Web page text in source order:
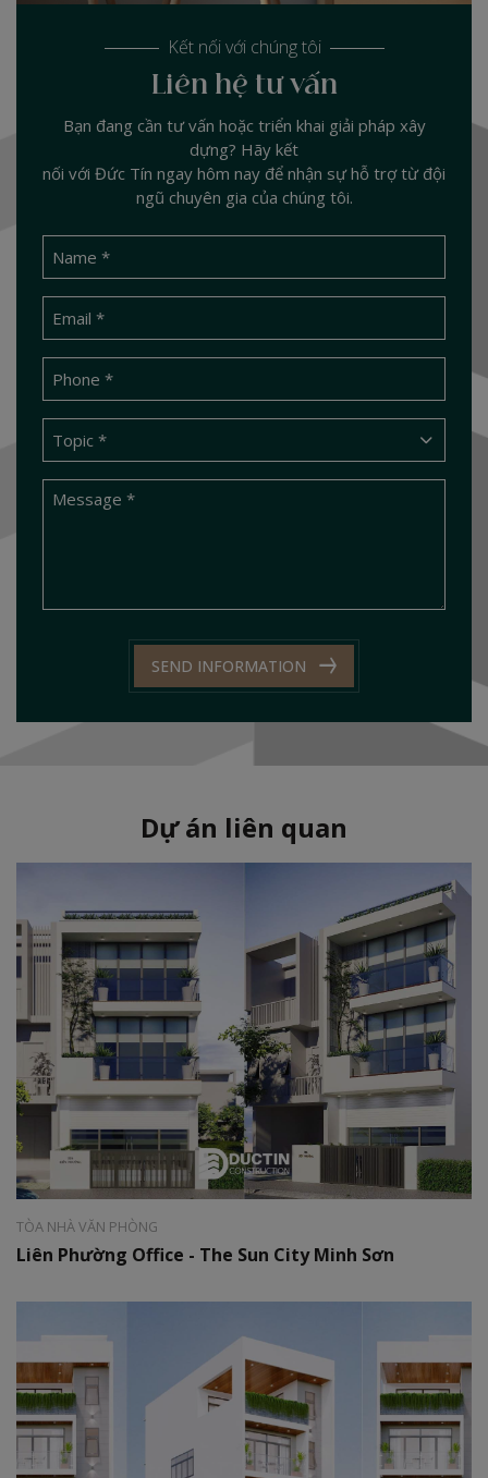
Kết nối với chúng tôi
Liên hệ tư vấn
Bạn đang cần tư vấn hoặc triển khai giải pháp xây
dựng? Hãy kết
nối với Đức Tín ngay hôm nay để nhận sự hỗ trợ từ đội
ngũ chuyên gia của chúng tôi.
SEND INFORMATION
Dự án liên quan
Phong cách:Hiện đại
Diện tích:171m2
TÒA NHÀ VĂN PHÒNG
Liên Phường Office - The Sun City Minh Sơn